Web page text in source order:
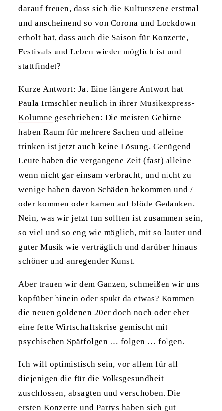
darauf freuen, dass sich die Kulturszene erstmal
und anscheinend so von Corona und Lockdown
erholt hat, dass auch die Saison für Konzerte,
Festivals und Leben wieder möglich ist und
stattfindet?
Kurze Antwort: Ja. Eine längere Antwort hat
Paula Irmschler neulich in ihrer Musikexpress-
Kolumne geschrieben: Die meisten Gehirne
haben Raum für mehrere Sachen und alleine
trinken ist jetzt auch keine Lösung. Genügend
Leute haben die vergangene Zeit (fast) alleine
wenn nicht gar einsam verbracht, und nicht zu
wenige haben davon Schäden bekommen und /
oder kommen oder kamen auf blöde Gedanken.
Nein, was wir jetzt tun sollten ist zusammen sein,
so viel und so eng wie möglich, mit so lauter und
guter Musik wie verträglich und darüber hinaus
schöner und anregender Kunst.
Aber trauen wir dem Ganzen, schmeißen wir uns
kopfüber hinein oder spukt da etwas? Kommen
die neuen goldenen 20er doch noch oder eher
eine fette Wirtschaftskrise gemischt mit
psychischen Spätfolgen … folgen … folgen.
Ich will optimistisch sein, vor allem für all
diejenigen die für die Volksgesundheit
zuschlossen, absagten und verschoben. Die
ersten Konzerte und Partys haben sich gut